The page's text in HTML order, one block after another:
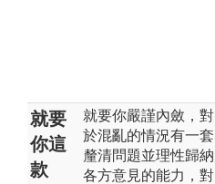
就要
你這
款
就要你嚴謹內斂，對
於混亂的情況有一套
釐清問題並理性歸納
各方意見的能力，對